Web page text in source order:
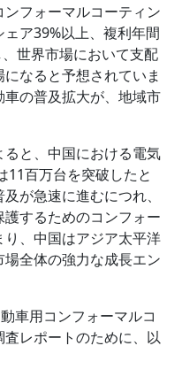
フォーマルコーティン
ア39%以上、複利年間
世界市場において支配
なると予想されていま
の普及拡大が、地域市
と、中国における電気
11百万台を突破したと
が急速に進むにつれ、
するためのコンフォー
、中国はアジア太平洋
全体の強力な成長エン
車用コンフォーマルコ
レポートのために、以